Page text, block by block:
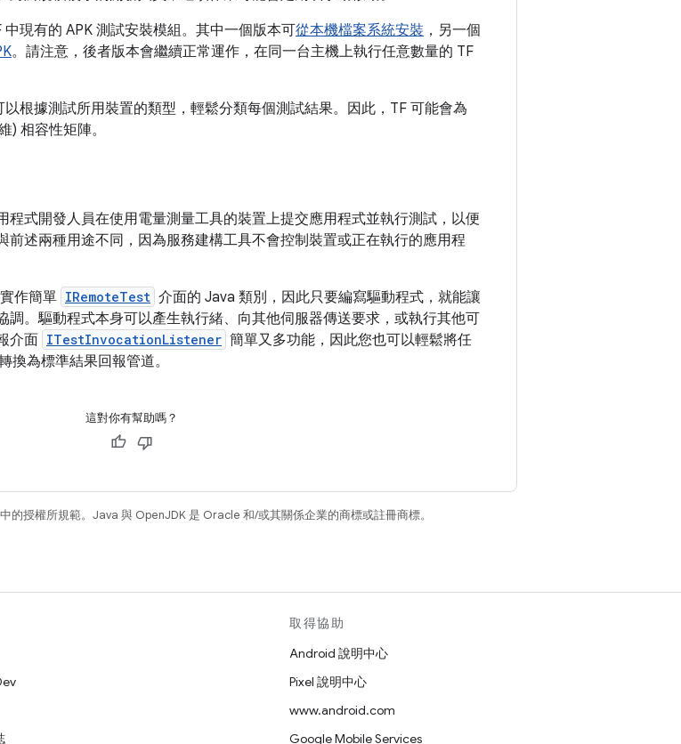
現有的 APK 測試安裝模組。其中一個版本可從本機檔案系統安裝 ，另一個
。請注意，後者版本會繼續正常運作，在同一台主機上執行任意數量的 TF
根據測試所用裝置的類型，輕鬆分類每個測試結果。因此，TF 可能會為
) 相容性矩陣。
程式開發人員在使用電量測量工具的裝置上提交應用程式並執行測試，以便
前述兩種用途不同，因為服務建構工具不會控制裝置或正在執行的應用程
作簡單 IRemoteTest 介面的 Java 類別，因此只要編寫驅動程式，就能讓
調。驅動程式本身可以產生執行緒、向其他伺服器傳送要求，或執行其他可
介面 ITestInvocationListener 簡單又多功能，因此您也可以輕鬆將任
換為標準結果回報管道。
這對你有幫助嗎？
的授權所規範。Java 與 OpenJDK 是 Oracle 和/或其關係企業的商標或註冊商標。
取得協助
Android 說明中心
Pixel 說明中心
www.android.com
Google Mobile Services